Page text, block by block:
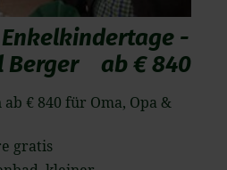
-
Berger
ab € 840
ab € 840 für Oma, Opa &
gratis